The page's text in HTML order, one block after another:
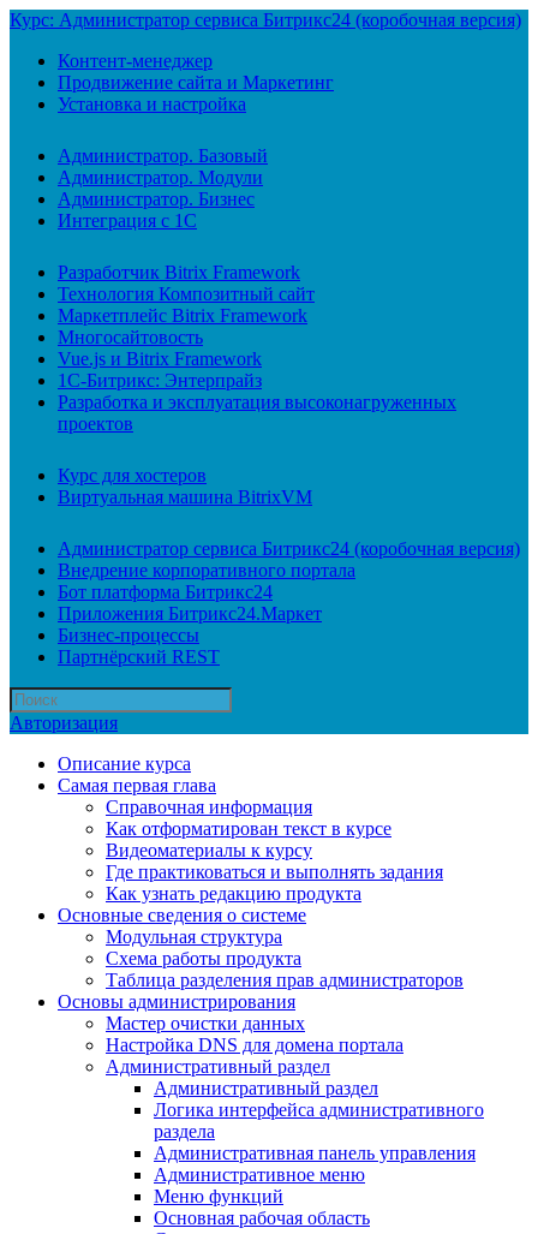
Курс: Администратор сервиса Битрикс24 (коробочная версия)
Контент-менеджер
Продвижение сайта и Маркетинг
Установка и настройка
Администратор. Базовый
Администратор. Модули
Администратор. Бизнес
Интеграция с 1С
Разработчик Bitrix Framework
Технология Композитный сайт
Маркетплейс Bitrix Framework
Многосайтовость
Vue.js и Bitrix Framework
1С-Битрикс: Энтерпрайз
Разработка и эксплуатация высоконагруженных
проектов
Курс для хостеров
Виртуальная машина BitrixVM
Администратор сервиса Битрикс24 (коробочная версия)
Внедрение корпоративного портала
Бот платформа Битрикс24
Приложения Битрикс24.Маркет
Бизнес-процессы
Партнёрский REST
Авторизация
Описание курса
Самая первая глава
Справочная информация
Как отформатирован текст в курсе
Видеоматериалы к курсу
Где практиковаться и выполнять задания
Как узнать редакцию продукта
Основные сведения о системе
Модульная структура
Схема работы продукта
Таблица разделения прав администраторов
Основы администрирования
Мастер очистки данных
Настройка DNS для домена портала
Административный раздел
Административный раздел
Логика интерфейса административного
раздела
Административная панель управления
Административное меню
Меню функций
Основная рабочая область